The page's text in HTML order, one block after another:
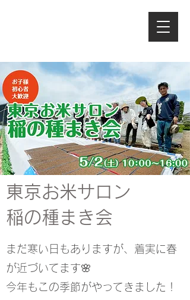
今年も開催！
東京お米サロン
稲の種まき会
まだ寒い日もありますが、着実に春
が近づいてます🌸
今年もこの季節がやってきました！